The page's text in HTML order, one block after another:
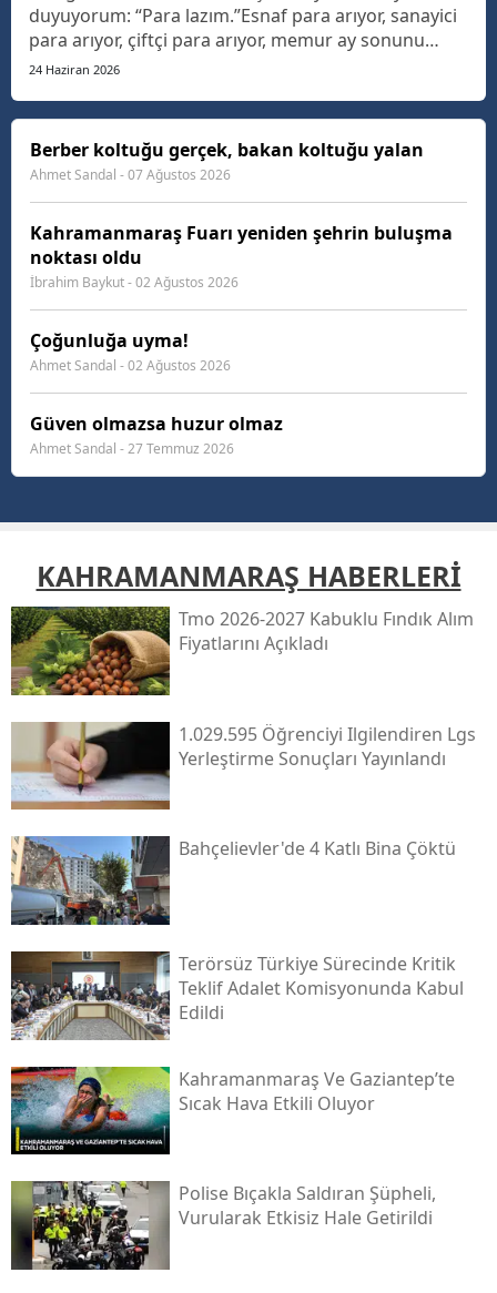
duyuyorum: “Para lazım.”Esnaf para arıyor, sanayici
para arıyor, çiftçi para arıyor, memur ay sonunu
getirmeye çalışıyor, emekli geçinmenin hesabını
finansmana ulaşmakta zorlanıyor. Vatandaş ev
almak, araba a...
24 Haziran 2026
Berber koltuğu gerçek, bakan koltuğu yalan
Ahmet Sandal - 07 Ağustos 2026
Kahramanmaraş Fuarı yeniden şehrin buluşma
noktası oldu
İbrahim Baykut - 02 Ağustos 2026
Çoğunluğa uyma!
Ahmet Sandal - 02 Ağustos 2026
Güven olmazsa huzur olmaz
Ahmet Sandal - 27 Temmuz 2026
KAHRAMANMARAŞ HABERLERİ
Tmo 2026-2027 Kabuklu Fındık Alım
Fiyatlarını Açıkladı
1.029.595 Öğrenciyi Ilgilendiren Lgs
Yerleştirme Sonuçları Yayınlandı
Bahçelievler'de 4 Katlı Bina Çöktü
Terörsüz Türkiye Sürecinde Kritik
Teklif Adalet Komisyonunda Kabul
Edildi
Kahramanmaraş Ve Gaziantep’te
Sıcak Hava Etkili Oluyor
Polise Bıçakla Saldıran Şüpheli,
Vurularak Etkisiz Hale Getirildi